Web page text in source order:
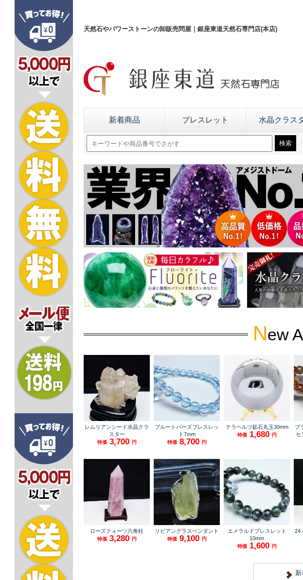
天然石やパワーストーンの卸販売問屋｜銀座東道天然石専門店(本店)
新着商品 ブレスレット 水晶クラス